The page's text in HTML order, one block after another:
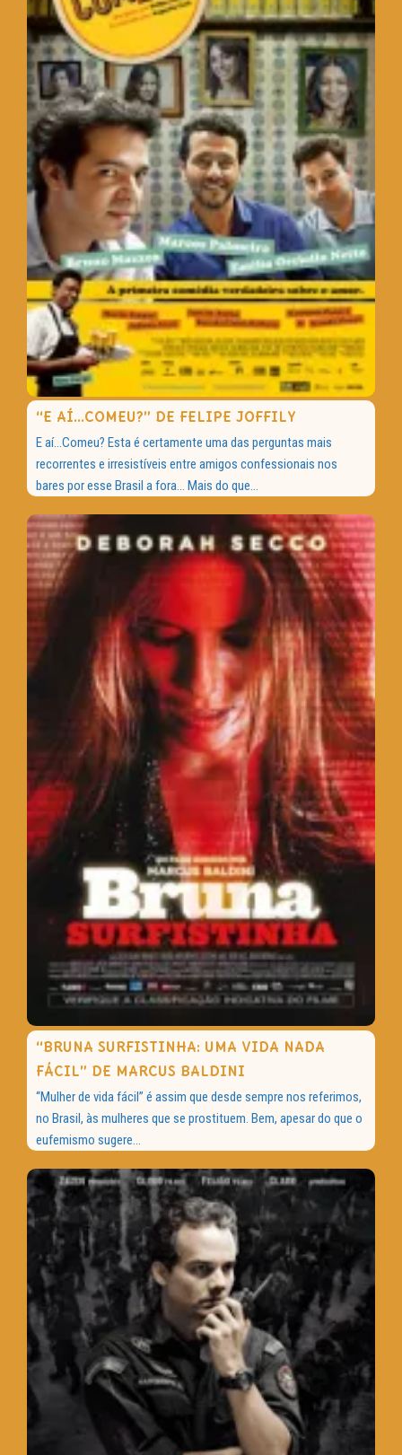
“E AÍ…COMEU?” DE FELIPE JOFFILY
E aí…Comeu? Esta é certamente uma das perguntas mais
recorrentes e irresistíveis entre amigos confessionais nos
bares por esse Brasil a fora… Mais do que...
“BRUNA SURFISTINHA: UMA VIDA NADA
FÁCIL” DE MARCUS BALDINI
“Mulher de vida fácil” é assim que desde sempre nos referimos,
no Brasil, às mulheres que se prostituem. Bem, apesar do que o
eufemismo sugere...